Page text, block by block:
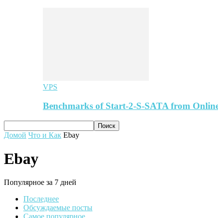
VPS
Benchmarks of Start-2-S-SATA from
Домой Что и Как Ebay
Ebay
Популярное за 7 дней
Последнее
Обсуждаемые посты